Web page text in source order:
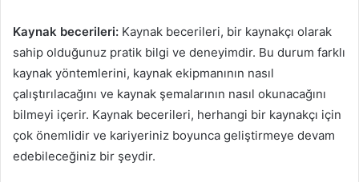
Kaynak becerileri: Kaynak becerileri, bir kaynakçı olarak
sahip olduğunuz pratik bilgi ve deneyimdir. Bu durum farklı
kaynak yöntemlerini, kaynak ekipmanının nasıl
çalıştırılacağını ve kaynak şemalarının nasıl okunacağını
bilmeyi içerir. Kaynak becerileri, herhangi bir kaynakçı için
çok önemlidir ve kariyeriniz boyunca geliştirmeye devam
edebileceğiniz bir şeydir.